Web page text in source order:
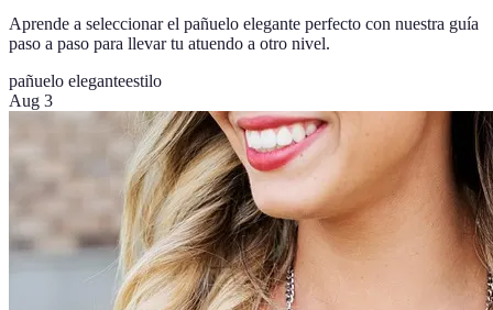
Aprende a seleccionar el pañuelo elegante perfecto con nuestra guía
paso a paso para llevar tu atuendo a otro nivel.
pañuelo eleganteestilo
Aug 3